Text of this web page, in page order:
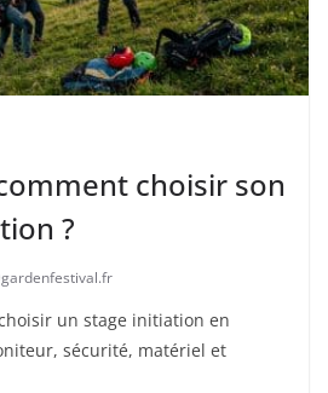
choisir son
?
un stage initiation en
sécurité, matériel et